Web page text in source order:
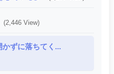
(2,446 View)
ずに落ちてく...